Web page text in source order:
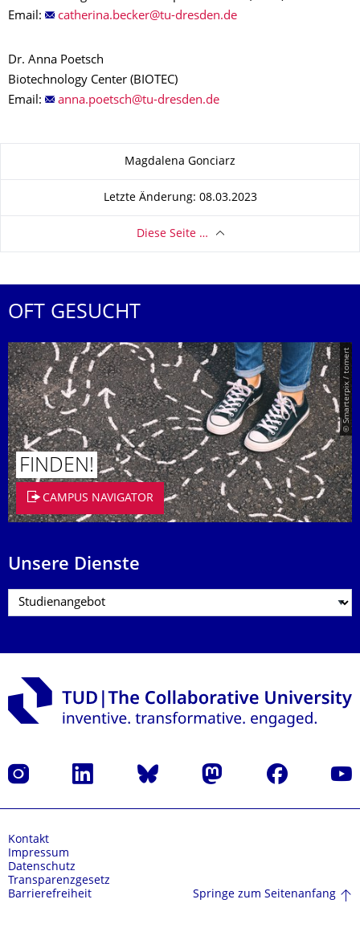
Email:
Dr. Anna Poetsch
Biotechnology Center (BIOTEC)
Email:
Zu dieser SeiteMagdalena Gonciarz
Letzte Änderung: 08.03.2023
Diese Seite …
OFT GESUCHT
© Smarterpix / tomert
FINDEN!
CAMPUS NAVIGATOR
Unsere Dienste
Instagram LinkedIn Bluesky Mastodon Facebook
Kontakt
Impressum
Datenschutz
Transparenzgesetz
Barrierefreiheit
Springe zum Seitenanfang